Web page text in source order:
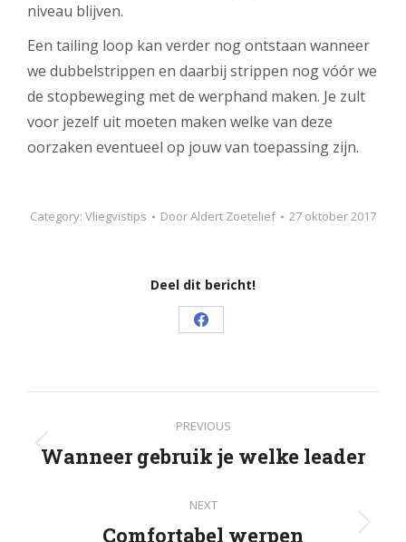
niveau blijven.
Een tailing loop kan verder nog ontstaan wanneer
we dubbelstrippen en daarbij strippen nog vóór we
de stopbeweging met de werphand maken. Je zult
voor jezelf uit moeten maken welke van deze
oorzaken eventueel op jouw van toepassing zijn.
Category: Vliegvistips DoorAldert Zoetelief 27 oktober 2017
Deel dit bericht!
Share
Facebook
navigation
PREVIOUS
Previous
Wanneer gebruik je welke leader
NEXT
Next
Comfortabel werpen